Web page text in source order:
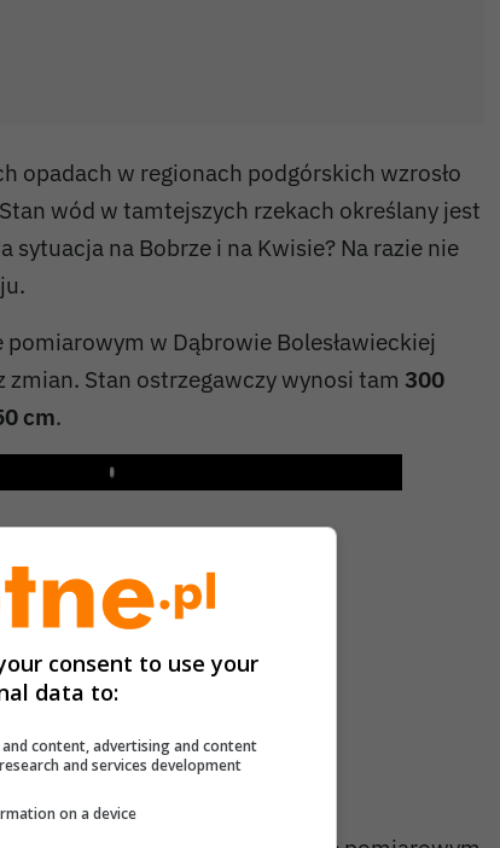
opadach w regionach podgórskich wzrosło
wód w tamtejszych rzekach określany jest
sytuacja na Bobrze i na Kwisie? Na razie nie
w Dąbrowie Bolesławieckiej
zmian. Stan ostrzegawczy wynosi tam 300
cm.
Play
consent to use your
data to:
content, advertising and content
and services development
on a device